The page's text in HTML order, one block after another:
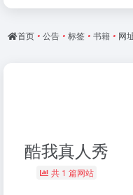
首页 • 公告 • 标签 • 书籍 • 网
酷我真人秀
共 1 篇网站